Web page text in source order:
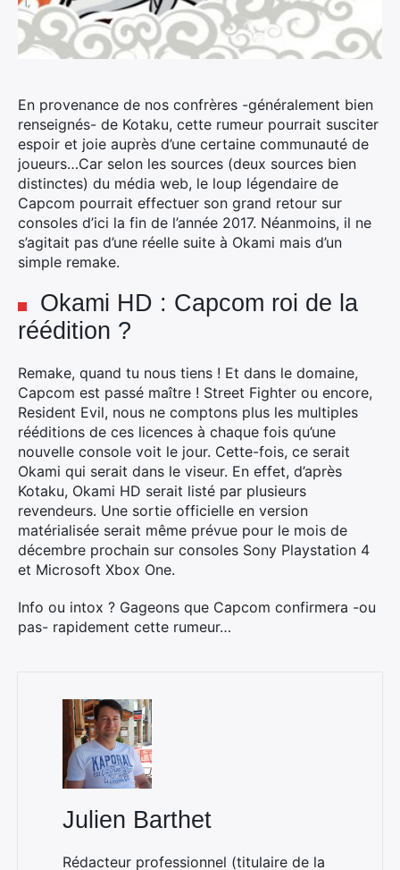
En provenance de nos confrères -généralement bien
renseignés- de Kotaku, cette rumeur pourrait susciter
espoir et joie auprès d’une certaine communauté de
joueurs…Car selon les sources (deux sources bien
distinctes) du média web, le loup légendaire de
Capcom pourrait effectuer son grand retour sur
consoles d’ici la fin de l’année 2017. Néanmoins, il ne
s’agitait pas d’une réelle suite à Okami mais d’un
simple remake.
Okami HD : Capcom roi de la
réédition ?
Remake, quand tu nous tiens ! Et dans le domaine,
Capcom est passé maître ! Street Fighter ou encore,
Resident Evil, nous ne comptons plus les multiples
rééditions de ces licences à chaque fois qu’une
nouvelle console voit le jour. Cette-fois, ce serait
Okami qui serait dans le viseur. En effet, d’après
Kotaku, Okami HD serait listé par plusieurs
revendeurs. Une sortie officielle en version
matérialisée serait même prévue pour le mois de
décembre prochain sur consoles Sony Playstation 4
et Microsoft Xbox One.
Info ou intox ? Gageons que Capcom confirmera -ou
pas- rapidement cette rumeur…
Julien Barthet
Rédacteur professionnel (titulaire de la